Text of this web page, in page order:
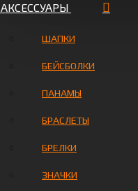
АКСЕССУАРЫ
ШАПКИ
БЕЙСБОЛКИ
ПАНАМЫ
БРАСЛЕТЫ
БРЕЛКИ
ЗНАЧКИ